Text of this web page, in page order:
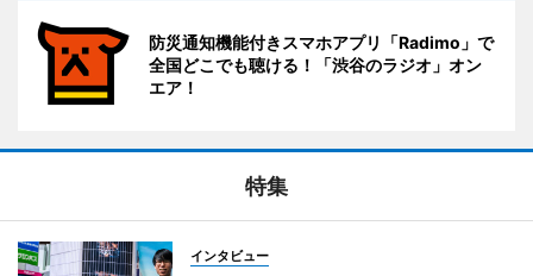
防災通知機能付きスマホアプリ「Radimo」で
全国どこでも聴ける！「渋谷のラジオ」オン
エア！
特集
インタビュー